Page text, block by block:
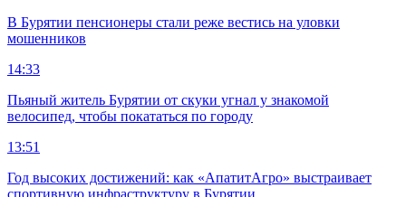
В Бурятии пенсионеры стали реже вестись на уловки
мошенников
14:33
Пьяный житель Бурятии от скуки угнал у знакомой
велосипед, чтобы покататься по городу
13:51
Год высоких достижений: как «АпатитАгро» выстраивает
спортивную инфраструктуру в Бурятии